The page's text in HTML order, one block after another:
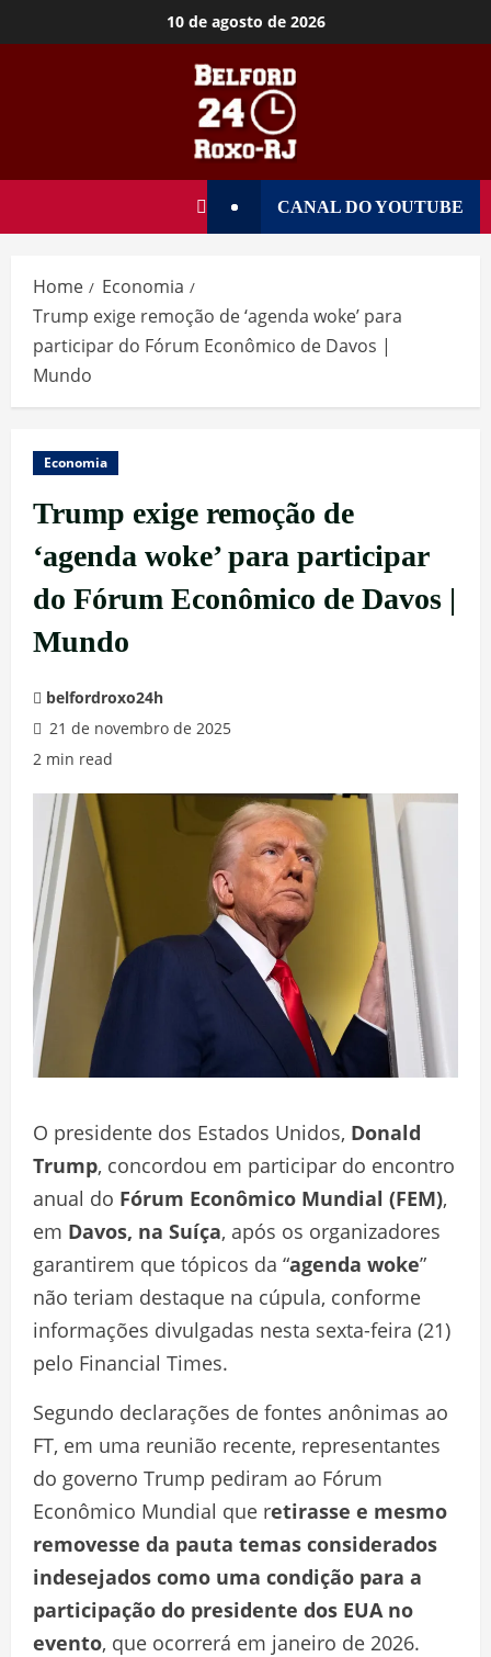
10 de agosto de 2026
CANAL DO YOUTUBE
Home
Economia
Trump exige remoção de ‘agenda woke’ para
participar do Fórum Econômico de Davos |
Mundo
Economia
Trump exige remoção de
‘agenda woke’ para participar
do Fórum Econômico de Davos |
Mundo
belfordroxo24h
21 de novembro de 2025
2 min read
O presidente dos Estados Unidos, Donald
Trump, concordou em participar do encontro
anual do Fórum Econômico Mundial (FEM),
em Davos, na Suíça, após os organizadores
garantirem que tópicos da “agenda woke”
não teriam destaque na cúpula, conforme
informações divulgadas nesta sexta-feira (21)
pelo Financial Times.
Segundo declarações de fontes anônimas ao
FT, em uma reunião recente, representantes
do governo Trump pediram ao Fórum
Econômico Mundial que retirasse e mesmo
removesse da pauta temas considerados
indesejados como uma condição para a
participação do presidente dos EUA no
evento, que ocorrerá em janeiro de 2026.